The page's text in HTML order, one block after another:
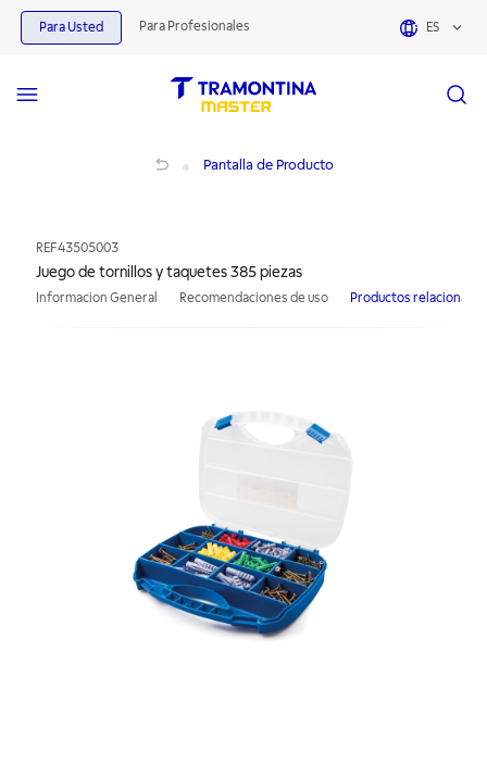
Para Usted Para Profesionales ES
Pantalla de Producto
REF43505003
Juego de tornillos y taquetes 385 piezas
Informacion General Recomendaciones de uso Productos